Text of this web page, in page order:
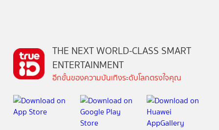
THE NEXT WORLD-CLASS SMART
ENTERTAINMENT
อีกขั้นของความบันเทิงระดับโลกตรงใจคุณ